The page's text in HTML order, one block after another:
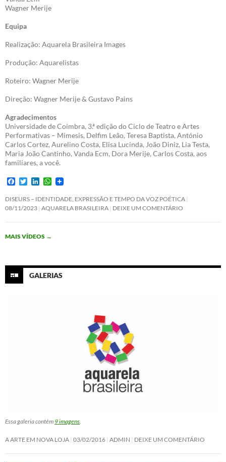
Wagner Merije
Equipa
Realização: Aquarela Brasileira Images
Produção: Aquarelistas
Roteiro: Wagner Merije
Direção: Wagner Merije & Gustavo Pains
Agradecimentos
Universidade de Coimbra, 3.ª edição do Ciclo de Teatro e Artes
Performativas – Mimesis, Delfim Leão, Teresa Baptista, António
Carlos Cortez, Aurelino Costa, Elisa Lucinda, João Diniz, Lia Testa,
Maria João Cantinho, Vanda Ecm, Dora Merije, Carlos Costa, aos
familiares, a você.
F
c
e
b
o
k
T
i
t
t
e
n
k
e
d
n
W
a
t
s
A
DISEURS – IDENTIDADE, EXPRESSÃO E TEMPO DA VOZ POÉTICA
08/11/2023 AQUARELA BRASILEIRA DEIXE UM COMENTÁRIO
MAIS VÍDEOS →
GALERIAS
Essa galeria contém 9 imagens
A ARTE EM NOVA LOJA 03/02/2016 ADMIN DEIXE UM COMENTÁRIO